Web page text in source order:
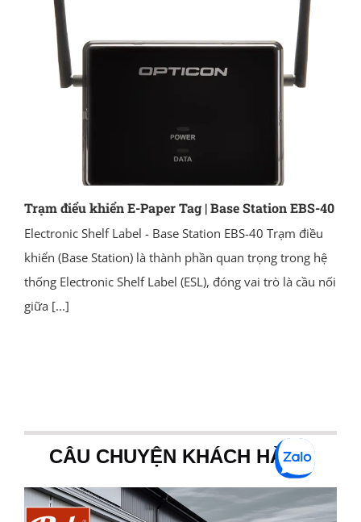
Trạm điểu khiển E-Paper Tag | Base Station EBS-40
Electronic Shelf Label - Base Station EBS-40 Trạm điều
khiển (Base Station) là thành phần quan trọng trong hệ
thống Electronic Shelf Label (ESL), đóng vai trò là cầu nối
giữa [...]
CÂU CHUYỆN KHÁCH HÀNG